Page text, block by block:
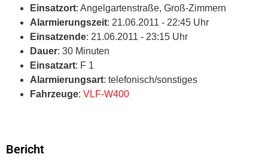
Einsatzort: Angelgartenstraße, Groß-Zimmern
Alarmierungszeit: 21.06.2011 - 22:45 Uhr
Einsatzende: 21.06.2011 - 23:15 Uhr
Dauer: 30 Minuten
Einsatzart: F 1
Alarmierungsart: telefonisch/sonstiges
Fahrzeuge: VLF-W400
Bericht